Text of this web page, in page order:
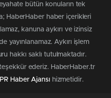
bütün konuların tek
HaberHaber haber içerikleri
kanuna aykırı ve izinsiz
yayınlanamaz. Aykırı işlem
hakkı saklı tutulmaktadır.
ederiz. HaberHaber.tr
PR Haber Ajansıhizmetidir.